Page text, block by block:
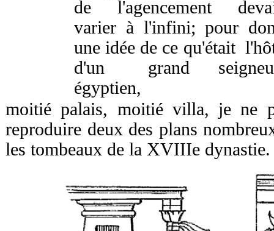
de l'agencement
varier à l'infini; pour
une idée de ce qu'était
d'un grand
égyptien,
moitié palais, moitié villa, je ne
reproduire deux des plans
les tombeaux de la XVIIIe dynastie.